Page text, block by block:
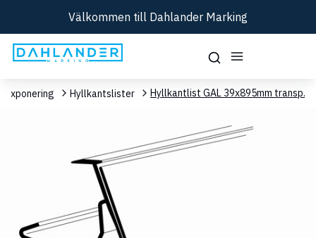
Välkommen till Dahlander Marking
Exponering Hyllkantslister Hyllkantlist GAL 39x895mm transp.